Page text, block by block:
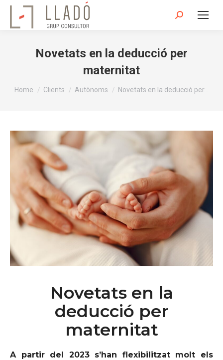
Search:
Novetats en la deducció per
maternitat
You are here:
Home Clients Autònoms Novetats en la deducció per…
Novetats en la
deducció per
maternitat
A partir del 2023 s’han flexibilitzat molt els